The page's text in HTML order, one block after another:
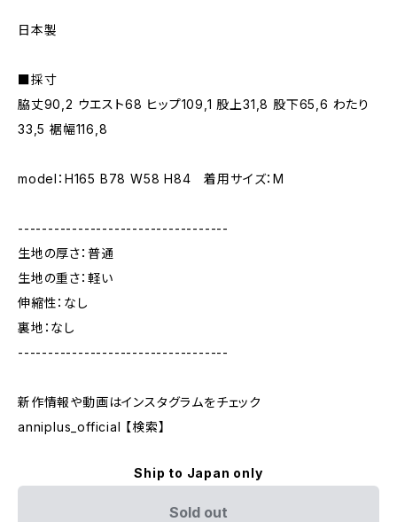
日本製
■採寸
脇丈90,2 ウエスト68 ヒップ109,1 股上31,8 股下65,6 わたり
33,5 裾幅116,8
model：H165 B78 W58 H84 着用サイズ：M
-----------------------------------
生地の厚さ：普通
生地の重さ：軽い
伸縮性：なし
裏地：なし
-----------------------------------
新作情報や動画はインスタグラムをチェック
anniplus_official 【検索】
Ship to Japan only
Sold out